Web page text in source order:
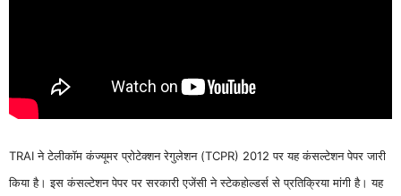
TRAI ने टेलीकॉम कंज्यूमर प्रोटेक्शन रेगुलेशन (TCPR) 2012 पर यह कंसल्टेशन पेपर जारी
किया है। इस कंसल्टेशन पेपर पर सरकारी एजेंसी ने स्टेकहोल्डर्स से प्रतिक्रिया मांगी है। यह